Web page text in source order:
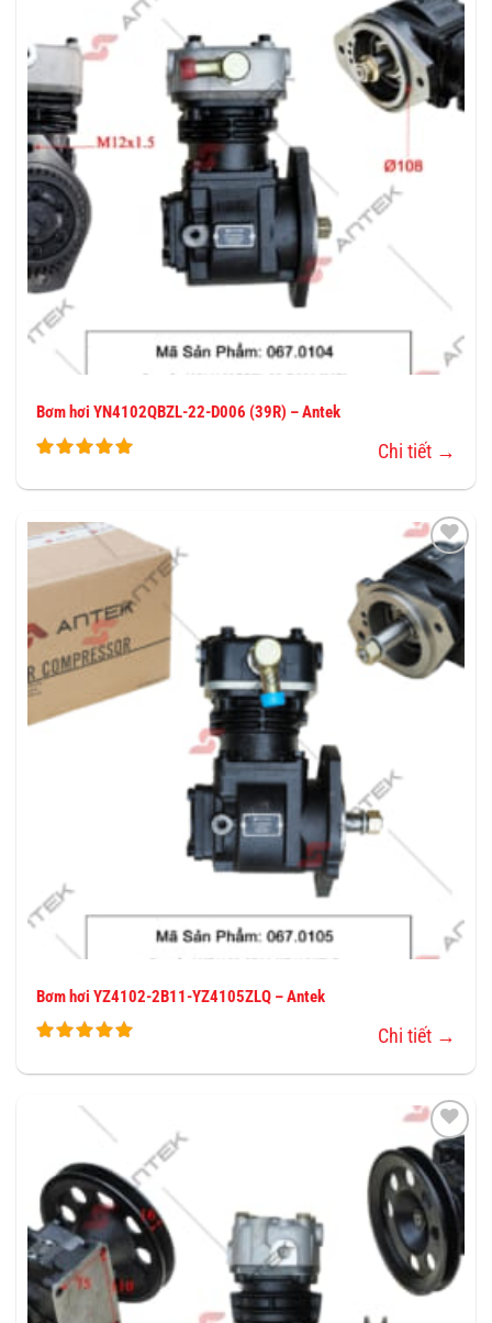
VÀO
YÊU
THÍCH
Bơm hơi YN4102QBZL-22-D006 (39R) – Antek
Chi tiết →
THÊM
VÀO
YÊU
THÍCH
Bơm hơi YZ4102-2B11-YZ4105ZLQ – Antek
Chi tiết →
THÊM
VÀO
YÊU
THÍCH